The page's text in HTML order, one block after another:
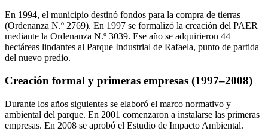
En 1994, el municipio destinó fondos para la compra de tierras
(Ordenanza N.º 2769). En 1997 se formalizó la creación del PAER
mediante la Ordenanza N.º 3039. Ese año se adquirieron 44
hectáreas lindantes al Parque Industrial de Rafaela, punto de partida
del nuevo predio.
Creación formal y primeras empresas (1997–2008)
Durante los años siguientes se elaboró el marco normativo y
ambiental del parque. En 2001 comenzaron a instalarse las primeras
empresas. En 2008 se aprobó el Estudio de Impacto Ambiental.